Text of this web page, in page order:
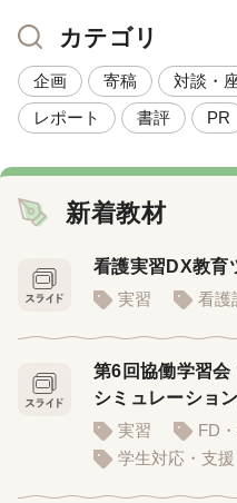
カテゴリ
企画 寄稿 対談・
レポート
書評 PR
新着教材
看護実習DX教育
実習
看護
第6回協働学習会
シミュレーショ
実習
FD
学生対応・支援